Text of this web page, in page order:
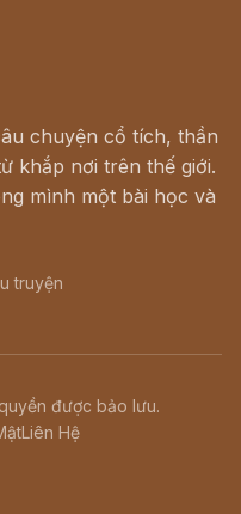
chuyện cổ tích, thần
khắp nơi trên thế giới.
mình một bài học và
truyện
được bảo lưu.
Liên Hệ